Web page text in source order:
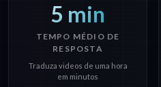
5 min
TEMPO MÉDIO DE
RESPOSTA
Traduza videos de uma hora
em minutos